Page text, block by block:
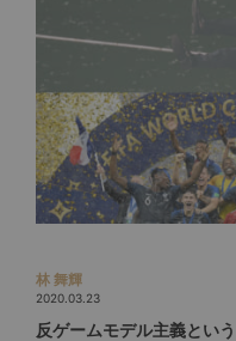
林 舞輝
2020.03.23
反ゲームモデル主義とい